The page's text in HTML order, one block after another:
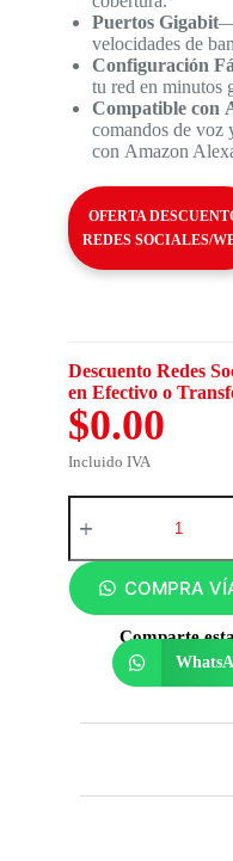
Puertos Gigabit
velocidades de
Configuración
tu red en minutos
Compatible con
comandos de voz
con Amazon
OFERTA
REDES SOCIALES/
Descuento Redes
en Efectivo o
$0.00
Incluido IVA
COMPRA
Comparte